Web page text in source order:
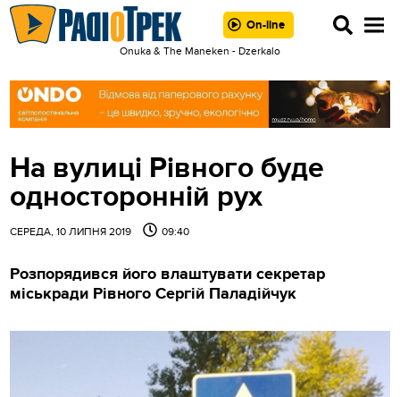
On-line
Onuka & The Maneken - Dzerkalo
На вулиці Рівного буде
односторонній рух
СЕРЕДА, 10 ЛИПНЯ 2019 09:40
Розпорядився його влаштувати секретар
міськради Рівного Сергій Паладійчук